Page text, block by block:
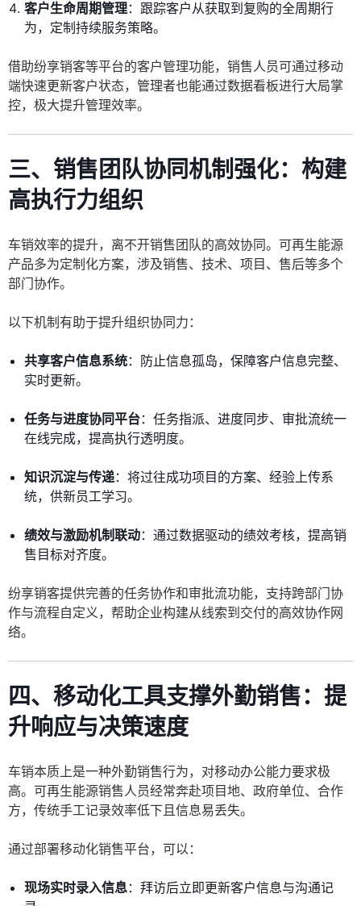
客户生命周期管理：跟踪客户从获取到复购的全周期行
为，定制持续服务策略。
借助纷享销客等平台的客户管理功能，销售人员可通过移动
端快速更新客户状态，管理者也能通过数据看板进行大局掌
控，极大提升管理效率。
三、销售团队协同机制强化：构建
高执行力组织
车销效率的提升，离不开销售团队的高效协同。可再生能源
产品多为定制化方案，涉及销售、技术、项目、售后等多个
部门协作。
以下机制有助于提升组织协同力：
共享客户信息系统：防止信息孤岛，保障客户信息完整、
实时更新。
任务与进度协同平台：任务指派、进度同步、审批流统一
在线完成，提高执行透明度。
知识沉淀与传递：将过往成功项目的方案、经验上传系
统，供新员工学习。
绩效与激励机制联动：通过数据驱动的绩效考核，提高销
售目标对齐度。
纷享销客提供完善的任务协作和审批流功能，支持跨部门协
作与流程自定义，帮助企业构建从线索到交付的高效协作网
络。
四、移动化工具支撑外勤销售：提
升响应与决策速度
车销本质上是一种外勤销售行为，对移动办公能力要求极
高。可再生能源销售人员经常奔赴项目地、政府单位、合作
方，传统手工记录效率低下且信息易丢失。
通过部署移动化销售平台，可以：
现场实时录入信息：拜访后立即更新客户信息与沟通记